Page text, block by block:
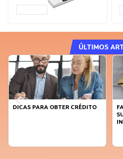
ÚLTIMOS
DICAS PARA OBTER CRÉDITO